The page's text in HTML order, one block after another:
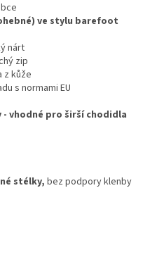
ve stylu barefoot
nárt
zip
z kůže
s normami EU
vhodné pro širší chodidla
stélky, bez podpory klenby